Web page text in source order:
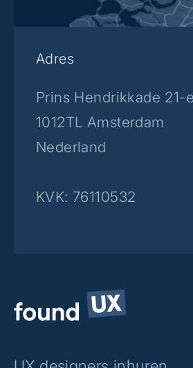
Adres
Prins Hendrikkade 21-e
1012TL Amsterdam
Nederland
KVK: 76110532